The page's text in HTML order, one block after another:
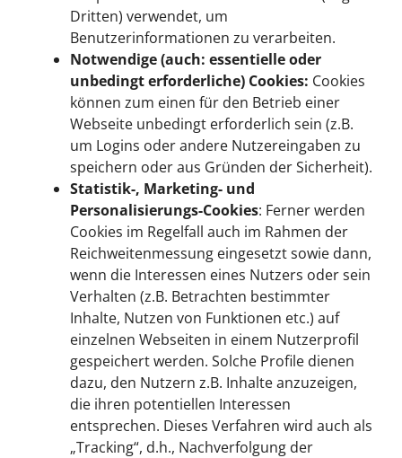
Dritten) verwendet, um
Benutzerinformationen zu verarbeiten.
Notwendige (auch: essentielle oder
unbedingt erforderliche) Cookies: Cookies
können zum einen für den Betrieb einer
Webseite unbedingt erforderlich sein (z.B.
um Logins oder andere Nutzereingaben zu
speichern oder aus Gründen der Sicherheit).
Statistik-, Marketing- und
Personalisierungs-Cookies: Ferner werden
Cookies im Regelfall auch im Rahmen der
Reichweitenmessung eingesetzt sowie dann,
wenn die Interessen eines Nutzers oder sein
Verhalten (z.B. Betrachten bestimmter
Inhalte, Nutzen von Funktionen etc.) auf
einzelnen Webseiten in einem Nutzerprofil
gespeichert werden. Solche Profile dienen
dazu, den Nutzern z.B. Inhalte anzuzeigen,
die ihren potentiellen Interessen
entsprechen. Dieses Verfahren wird auch als
„Tracking“, d.h., Nachverfolgung der